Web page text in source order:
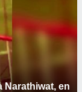
Narathiwat, en